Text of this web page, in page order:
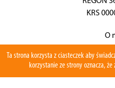
KRS
O
Ta strona korzysta z ciasteczek aby
korzystanie ze strony oznacza,